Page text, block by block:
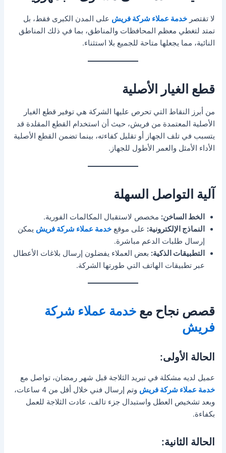
لا تقتصرخدمة عملاء شركة فريش على المدن الكبرى فقط، بل
تمتد لتغطي معظم المحافظات والمناطق، بما في ذلك المناطق
النائية، مما يجعلها متاحة للجميع بلا استثناء.
قطع الغيار الأصلية
من أبرز النقاط التي تحرص عليها الشركة هي توفير قطع الغيار
الأصلية المعتمدة من فريش، حيث أن استخدام القطع المقلدة قد
يتسبب في تلف الجهاز أو تقليل كفاءته، بينما تضمن القطع الأصلية
الأداء الأمثل والعمر الأطول للجهاز.
آلية التواصل السهلة
الخط الساخن: مخصص لاستقبال المكالمات الفورية.
النماذج الإلكترونية: على موقعخدمة عملاء شركة فريش يمكن
إرسال طلبات الدعم مباشرة.
التطبيقات الذكية: بعض العملاء يفضلون إرسال بلاغات الأعطال
عبر تطبيقات الهاتف التي طورتها الشركة.
قصص نجاح معخدمة عملاء شركة
فريش
الحالة الأولى:
عميل لديه مشكلة في تبريد الثلاجة قبل شهر رمضان، تواصل مع
خدمة عملاء شركة فريش
وتم إرسال فني خلال أقل من 4 ساعات،
وبعد تشخيص العطل واستبدال جزء تالف، عادت الثلاجة للعمل
بكفاءة.
الحالة الثانية: